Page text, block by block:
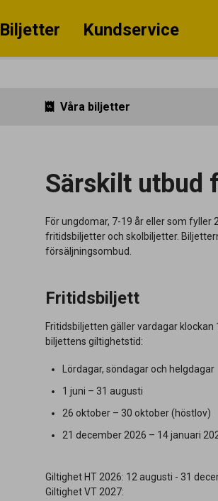
Biljetter Kundservice
Våra biljetter
Särskilt utbud
För ungdomar, 7-19 år eller som
fritidsbiljetter och skolbiljetter.
försäljningsombud.
Fritidsbiljett
Fritidsbiljetten gäller vardagar
biljettens giltighetstid:
Lördagar, söndagar och helgdagar
1 juni – 31 augusti
26 oktober – 30 oktober (höstlov)
21 december 2026 – 14 januari
Giltighet HT 2026: 12 augusti - 31
Giltighet VT 2027: